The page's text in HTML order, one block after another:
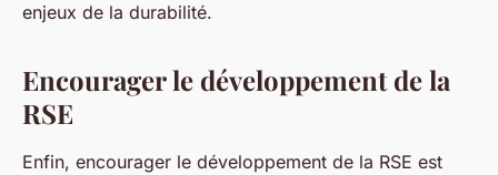
enjeux de la durabilité.
Encourager le développement de la
RSE
Enfin, encourager le développement de la RSE est